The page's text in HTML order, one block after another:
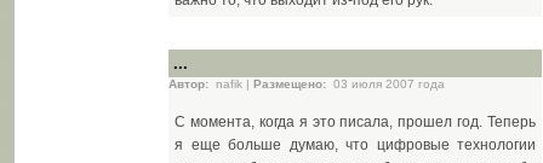
...
Автор: nafik | Размещено: 03 июля 2007 года
С момента, когда я это писала, прошел год. Теперь
я еще больше думаю, что цифровые технологии